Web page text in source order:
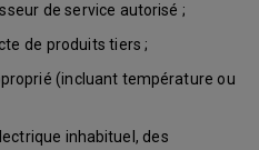
de service autorisé ;
de produits tiers ;
(incluant température ou
inhabituel, des